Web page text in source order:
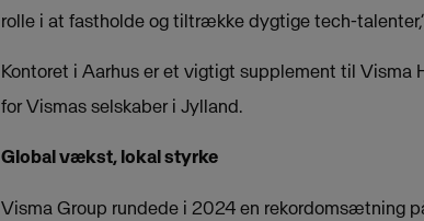
rolle i at fastholde og tiltrække dygtige tech-
Kontoret i Aarhus er et vigtigt supplement til Visma
for Vismas selskaber i Jylland.
Global vækst, lokal styrke
Visma Group rundede i 2024 en rekordomsætning